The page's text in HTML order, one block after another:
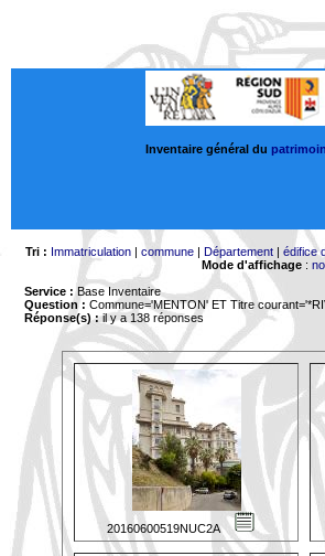
Inventaire général du
Tri : Immatriculation| commune| Département| édifice
Mode d'affichage:
Service : Base Inventaire
Question : Commune='MENTON' ET Titre
Réponse(s) :il y a 138 réponses
20160600519NUC2A